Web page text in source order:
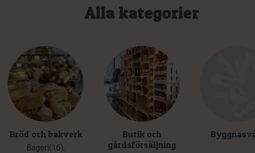
Alla kategorier
Bröd och bakverk
Bageri(16),
Butik och
gårdsförsäljning